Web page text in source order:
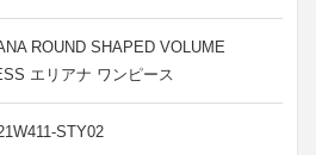
ROUND SHAPED VOLUME
エリアナ ワンピース
STY02